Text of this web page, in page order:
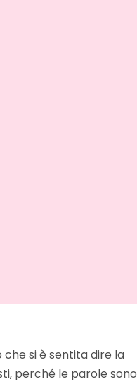
che si è sentita dire la
perché le parole sono